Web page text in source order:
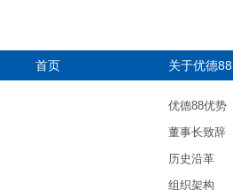
首页 关于优德88
优德88优势
董事长致辞
历史沿革
组织架构